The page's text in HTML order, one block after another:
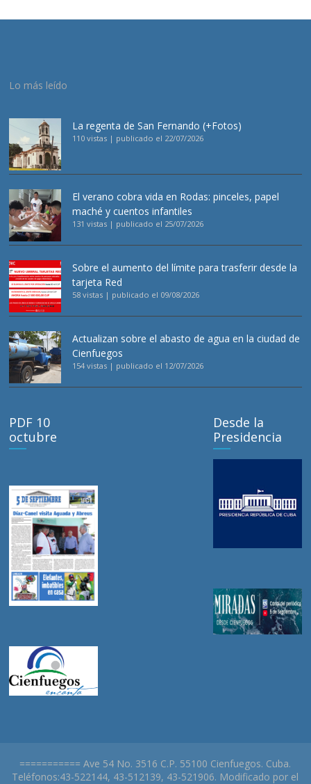
Lo más leído
La regenta de San Fernando (+Fotos)
110 vistas | publicado el 22/07/2026
El verano cobra vida en Rodas: pinceles, papel
maché y cuentos infantiles
131 vistas | publicado el 25/07/2026
Sobre el aumento del límite para trasferir desde la
tarjeta Red
58 vistas | publicado el 09/08/2026
Actualizan sobre el abasto de agua en la ciudad de
Cienfuegos
154 vistas | publicado el 12/07/2026
PDF 10
octubre
Desde la
Presidencia
=========== Ave 54 No. 3516 C.P. 55100 Cienfuegos. Cuba.
Teléfonos:43-522144, 43-512139, 43-521906. Modificado por el